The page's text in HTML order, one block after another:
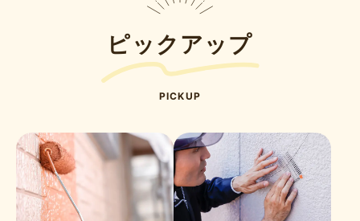
ピックアップ
PICKUP